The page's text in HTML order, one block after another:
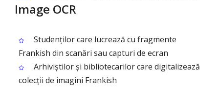
Image OCR
Studenților care lucrează cu fragmente
Frankish din scanări sau capturi de ecran
Arhiviștilor și bibliotecarilor care digitalizează
colecții de imagini Frankish